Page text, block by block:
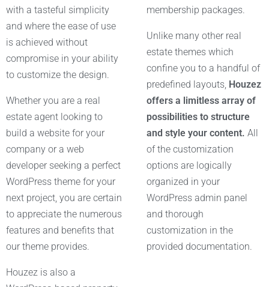
with a tasteful simplicity
and where the ease of use
is achieved without
compromise in your ability
to customize the design.
Whether you are a real
estate agent looking to
build a website for your
company or a web
developer seeking a perfect
WordPress theme for your
next project, you are certain
to appreciate the numerous
features and benefits that
our theme provides.
Houzez is also a
membership packages.
Unlike many other real
estate themes which
confine you to a handful of
predefined layouts, Houzez
offers a limitless array of
possibilities to structure
and style your content. All
of the customization
options are logically
organized in your
WordPress admin panel
and thorough
customization in the
provided documentation.